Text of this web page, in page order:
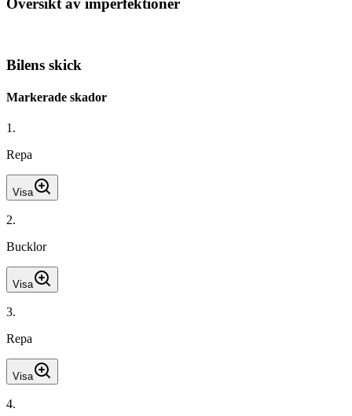
Översikt av imperfektioner
Bilens skick
Markerade skador
1.
Repa
Visa
2.
Bucklor
Visa
3.
Repa
Visa
4.